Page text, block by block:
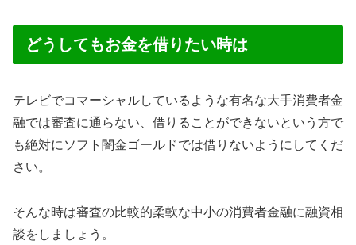
どうしてもお金を借りたい時は
テレビでコマーシャルしているような有名な大手消費者金
融では審査に通らない、借りることができないという方で
も絶対にソフト闇金ゴールドでは借りないようにしてくだ
さい。
そんな時は審査の比較的柔軟な中小の消費者金融に融資相
談をしましょう。